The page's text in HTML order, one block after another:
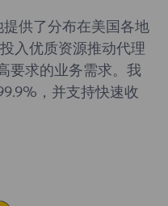
供了分布在美国各地
入优质资源推动代理
要求的业务需求。我
，并支持快速收